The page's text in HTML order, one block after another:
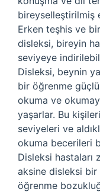
bireyselleştirilmiş
Erken teşhis ve
disleksi, bireyin
seviyeye
Disleksi, beynin
bir öğrenme
okuma ve
yaşarlar. Bu
seviyeleri ve
okuma becerileri
Disleksi hastaları
aksine disleksi
öğrenme